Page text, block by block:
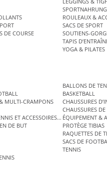
SPORTNAHRUNG
ROULEAUX &
SACS DE SPORT
DE COURSE
SOUTIENS-
TAPIS
YOGA & PILATES
BALLONS DE
BASKETBALL
MULTI-CRAMPONS
CHAUSSURES
CHAUSSURES
ET ACCESSOIRES DE TENNIS
ÉQUIPEMENT &
DE BUT
PROTÈGE TIBIAS
RAQUETTES DE
SACS DE
TENNIS